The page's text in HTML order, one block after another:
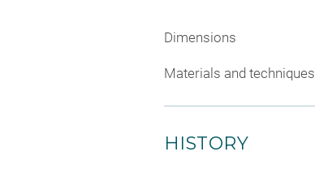
Dimensions
Materials and techniques
HISTORY